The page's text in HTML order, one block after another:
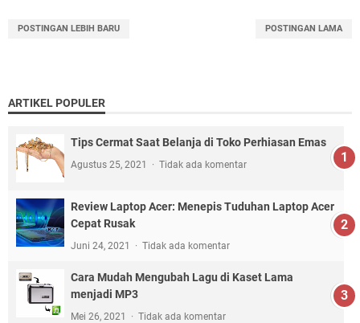
POSTINGAN LEBIH BARU POSTINGAN LAMA
ARTIKEL POPULER
Tips Cermat Saat Belanja di Toko Perhiasan Emas
Agustus 25, 2021 Tidak ada komentar
Review Laptop Acer: Menepis Tuduhan Laptop Acer
Cepat Rusak
Juni 24, 2021 Tidak ada komentar
Cara Mudah Mengubah Lagu di Kaset Lama
menjadi MP3
Mei 26, 2021 Tidak ada komentar